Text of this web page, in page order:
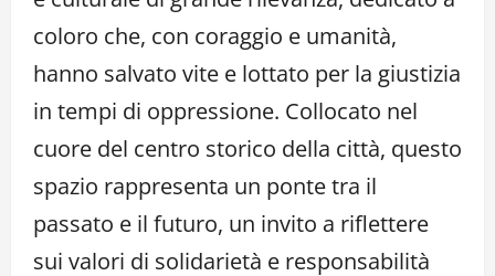
coloro che, con coraggio e umanità,
hanno salvato vite e lottato per la giustizia
in tempi di oppressione. Collocato nel
cuore del centro storico della città, questo
spazio rappresenta un ponte tra il
passato e il futuro, un invito a riflettere
sui valori di solidarietà e responsabilità